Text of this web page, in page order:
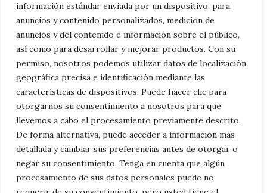
información estándar enviada por un dispositivo, para
anuncios y contenido personalizados, medición de
anuncios y del contenido e información sobre el público,
así como para desarrollar y mejorar productos. Con su
permiso, nosotros podemos utilizar datos de localización
geográfica precisa e identificación mediante las
características de dispositivos. Puede hacer clic para
otorgarnos su consentimiento a nosotros para que
llevemos a cabo el procesamiento previamente descrito.
De forma alternativa, puede acceder a información más
detallada y cambiar sus preferencias antes de otorgar o
negar su consentimiento. Tenga en cuenta que algún
procesamiento de sus datos personales puede no
opciones para disfrutar de la música
country clásica mientras exploran las
impresionantes carreteras de Utah.
¿Buscando tu moto ocasión?
Categorías
General,Motor
Explorando la Arquitectura Colonial
Neerlandesa en Utah: Rutas Moteras hacia
Sitios Históricos de la Colonización
Neerlandesa